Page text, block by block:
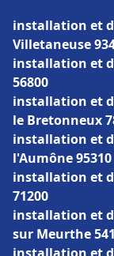
installation et
Villetaneuse
installation et
56800
installation et
le Bretonneux
installation et
l'Aumône 95310
installation et
71200
installation et
sur Meurthe